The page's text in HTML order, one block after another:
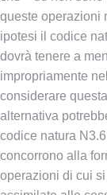
queste operazioni
ipotesi il codice
dovrà tenere a
impropriamente
considerare
alternativa
codice natura
concorrono alla
operazioni di cui